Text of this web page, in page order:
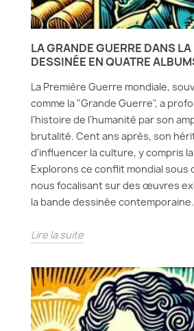
LA GRANDE GUERRE DANS
DESSINÉE EN QUATRE
La Première Guerre mondiale,
comme la "Grande Guerre", a
l'histoire de l'humanité par son
brutalité. Cent ans après, son
d'influencer la culture, y compris
Explorons ce conflit mondial sous
nous focalisant sur des œuvres
la bande dessinée contemporaine.
Lire la suite